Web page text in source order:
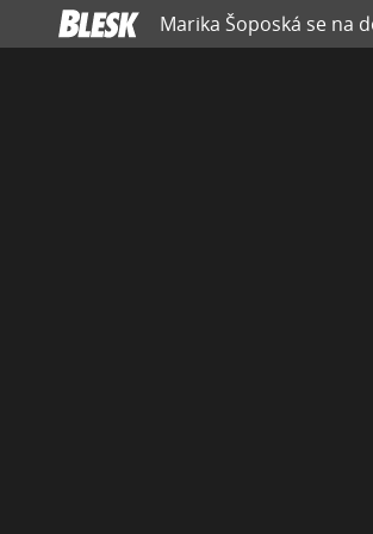
Marika Šoposká se na